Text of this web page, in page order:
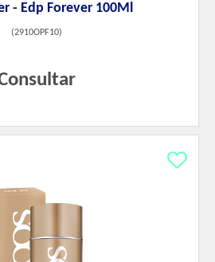
- Edp Forever 100Ml
(2910OPF10)